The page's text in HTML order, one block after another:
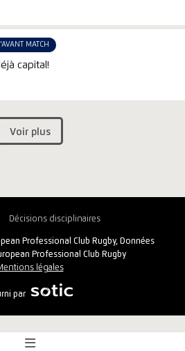
Voir plus
MATCH
capital!
Décisions disciplinaires
Professional Club Rugby, Données
Professional Club Rugby
légales
par